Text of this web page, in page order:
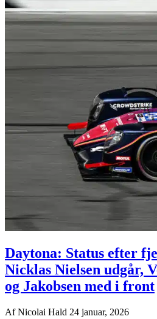
Daytona: Status efter
Nicklas Nielsen udgår,
og Jakobsen med i front
AfNicolai Hald 24 januar, 2026